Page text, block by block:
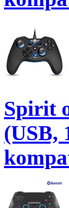
Spirit
(USB,